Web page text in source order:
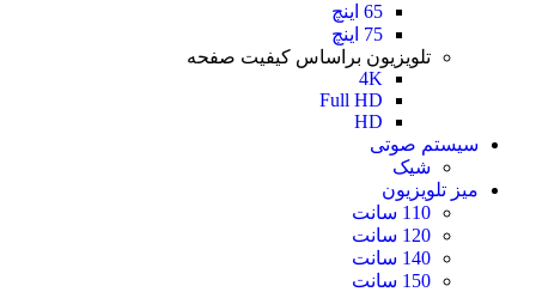
65 اینچ
75 اینچ
تلویزیون براساس کیفیت صفحه
4K
Full HD
HD
سیستم صوتی
شیک
میز تلویزیون
110 سانت
120 سانت
140 سانت
150 سانت